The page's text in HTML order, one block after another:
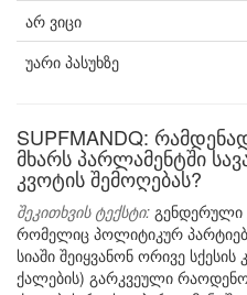
არ ვიცი
უარი პასუხზე
SUPFMANDQ:
მხარს პარლამენტში
კვოტის შემოღებას?
შეკითხვის ტექსტი: გენდერული
რომელიც პოლიტიკურ
სიაში შეიყვანონ ორივე
ქალების) გარკვეული